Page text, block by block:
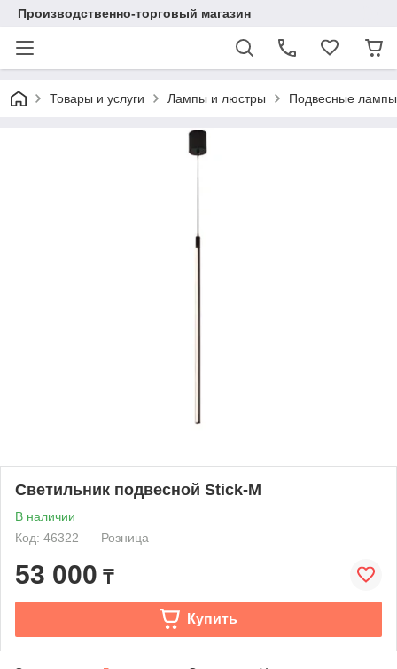
Производственно-торговый магазин
Товары и услуги Лампы и люстры Подвесные лампы
Светильник подвесной Stick-M
В наличии
Код: 46322
Розница
53 000 ₸
Купить